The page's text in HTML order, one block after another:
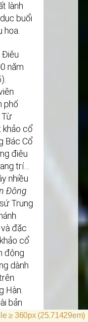
lành
buổi
họa.
Điêu
năm
phố
Từ
khảo cổ
Bác Cổ
điêu
trí…
nhiều
Đông
Trung
đặc
cổ
động
dành
Hàn.
bản
một